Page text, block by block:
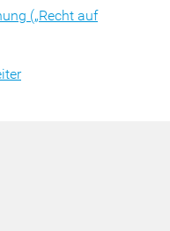
(„Recht auf